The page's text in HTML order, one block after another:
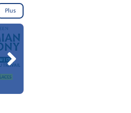
Plus